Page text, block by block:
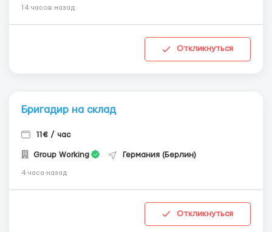
14 часов назад
Откликнуться
Бригадир на склад
11€ / час
Group Working Германия (Берлин)
4 часа назад
Откликнуться